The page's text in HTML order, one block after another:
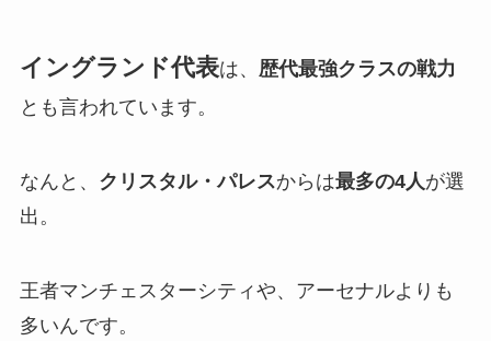
イングランド代表は、 歴代最強クラスの戦力
とも言われています。
なんと、 クリスタル・パレスからは最多の4人が選
出。
王者マンチェスターシティや、アーセナルよりも
多いんです。